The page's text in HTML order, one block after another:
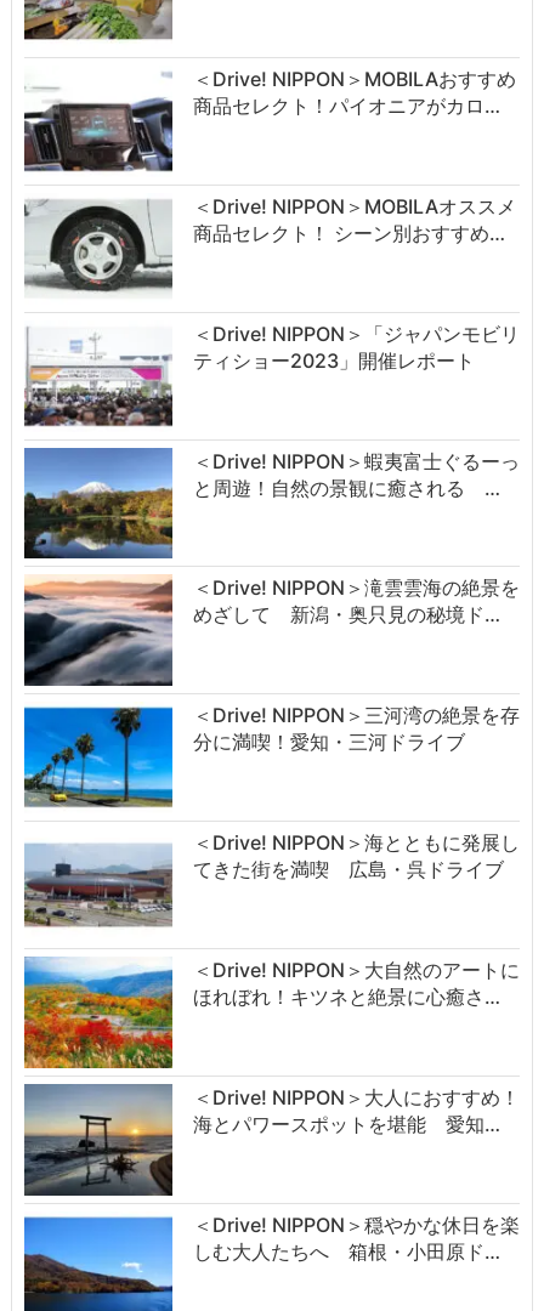
＜Drive! NIPPON＞MOBILAおすすめ
商品セレクト！パイオニアがカロ…
＜Drive! NIPPON＞MOBILAオススメ
商品セレクト！ シーン別おすすめ…
＜Drive! NIPPON＞「ジャパンモビリ
ティショー2023」開催レポート
＜Drive! NIPPON＞蝦夷富士ぐるーっ
と周遊！自然の景観に癒される …
＜Drive! NIPPON＞滝雲雲海の絶景を
めざして 新潟・奥只見の秘境ド…
＜Drive! NIPPON＞三河湾の絶景を存
分に満喫！愛知・三河ドライブ
＜Drive! NIPPON＞海とともに発展し
てきた街を満喫 広島・呉ドライブ
＜Drive! NIPPON＞大自然のアートに
ほれぼれ！キツネと絶景に心癒さ…
＜Drive! NIPPON＞大人におすすめ！
海とパワースポットを堪能 愛知…
＜Drive! NIPPON＞穏やかな休日を楽
しむ大人たちへ 箱根・小田原ド…